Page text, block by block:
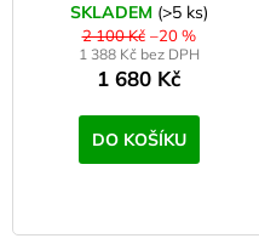
SKLADEM (>5 ks)
2 100 Kč –20 %
1 388 Kč bez DPH
1 680 Kč
DO KOŠÍKU